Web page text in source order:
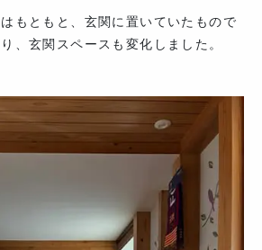
もともと、玄関に置いていたもので
、玄関スペースも変化しました。